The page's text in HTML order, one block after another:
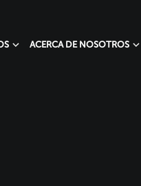
ACERCA DE NOSOTROS